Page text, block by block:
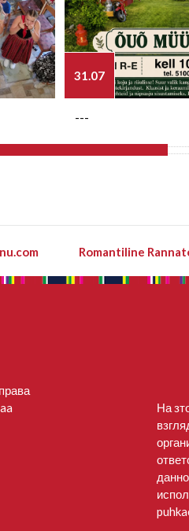
31.07
---
Romantiline
На